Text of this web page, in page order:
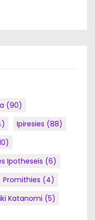
(90)
Ipiresies (88)
Ipotheseis (6)
Promithies (4)
Katanomi (5)